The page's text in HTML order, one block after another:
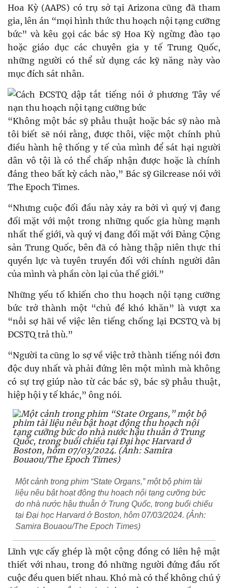
Hoa Kỳ (AAPS) có trụ sở tại Arizona cũng đã tham
gia, lên án “mọi hình thức thu hoạch nội tạng cưỡng
bức” và kêu gọi các bác sỹ Hoa Kỳ ngừng đào tạo
hoặc giáo dục các chuyên gia y tế Trung Quốc,
những người có thể sử dụng các kỹ năng này vào
mục đích sát nhân.
“Không một bác sỹ phẫu thuật hoặc bác sỹ nào mà
tôi biết sẽ nói rằng, được thôi, việc một chính phủ
điều hành hệ thống y tế của mình để sát hại người
dân vô tội là có thể chấp nhận được hoặc là chính
đáng theo bất kỳ cách nào,” Bác sỹ Gilcrease nói với
The Epoch Times.
“Nhưng cuộc đối đầu này xảy ra bởi vì quý vị đang
đối mặt với một trong những quốc gia hùng mạnh
nhất thế giới, và quý vị đang đối mặt với Đảng Cộng
sản Trung Quốc, bên đã có hàng thập niên thực thi
quyền lực và tuyên truyền đối với chính người dân
của mình và phần còn lại của thế giới.”
Những yếu tố khiến cho thu hoạch nội tạng cưỡng
bức trở thành một “chủ đề khó khăn” là vượt xa
“nỗi sợ hãi về việc lên tiếng chống lại ĐCSTQ và bị
ĐCSTQ trả thù.”
“Người ta cũng lo sợ về việc trở thành tiếng nói đơn
độc duy nhất và phải đứng lên một mình mà không
có sự trợ giúp nào từ các bác sỹ, bác sỹ phẫu thuật,
hiệp hội y tế khác,” ông nói.
Một cảnh trong phim “State Organs,” một bộ phim tài
liệu nêu bật hoạt động thu hoạch nội tạng cưỡng bức
do nhà nước hậu thuẫn ở Trung Quốc, trong buổi chiếu
tại Đại học Harvard ở Boston, hôm 07/03/2024. (Ảnh:
Samira Bouaou/The Epoch Times)
Lĩnh vực cấy ghép là một cộng đồng có liên hệ mật
thiết với nhau, trong đó những người đứng đầu rốt
cuộc đều quen biết nhau. Khó mà có thể không chú ý